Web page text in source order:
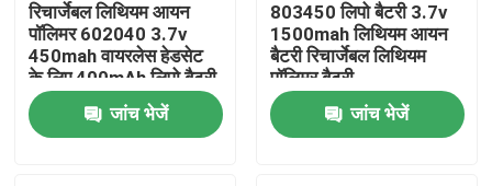
कारखाने का दौरा
गुणवत्ता नियंत्रण
रिचार्जेबल लिथियम आयन
पॉलिमर 602040 3.7v
450mah वायरलेस हेडसेट
के लिए 400mAh लिपो बैटरी
जांच भेजें
803450 लिपो बैटरी 3.7v
1500mah लिथियम आयन
बैटरी रिचार्जेबल लिथियम
पॉलिमर बैटरी
जांच भेजें